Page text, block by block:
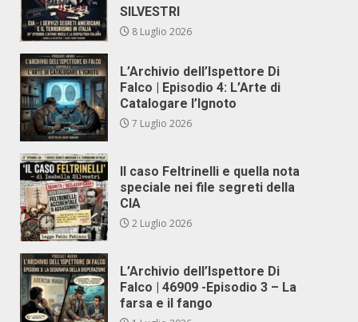
SILVESTRI
8 Luglio 2026
L’Archivio dell’Ispettore Di
Falco | Episodio 4: L’Arte di
Catalogare l’Ignoto
7 Luglio 2026
Il caso Feltrinelli e quella nota
speciale nei file segreti della
CIA
2 Luglio 2026
L’Archivio dell’Ispettore Di
Falco | 46909 -Episodio 3 – La
farsa e il fango